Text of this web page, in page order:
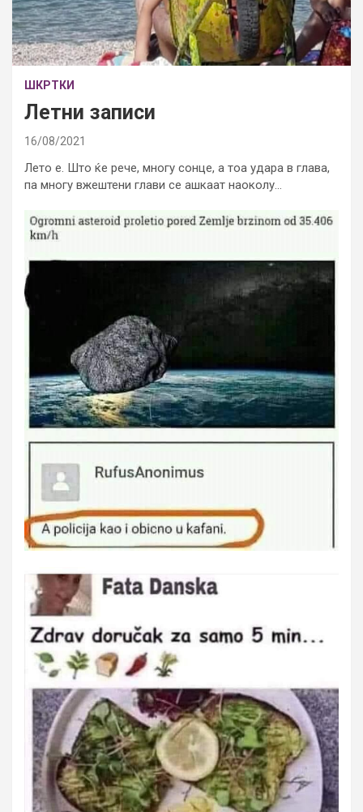
ШКРТКИ
Летни записи
16/08/2021
Лето е. Што ќе рече, многу сонце, а тоа удара в глава,
па многу вжештени глави се ашкаат наоколу…